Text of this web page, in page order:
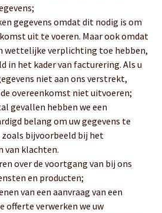
gegevens omdat dit nodig is om
uit te voeren. Maar ook omdat
wettelijke verplichting toe hebben,
in het kader van facturering. Als u
niet aan ons verstrekt,
overeenkomst niet uitvoeren;
gevallen hebben we een
belang om uw gegevens te
zoals bijvoorbeeld bij het
van klachten.
over de voortgang van bij ons
en producten;
van een aanvraag van een
offerte verwerken we uw